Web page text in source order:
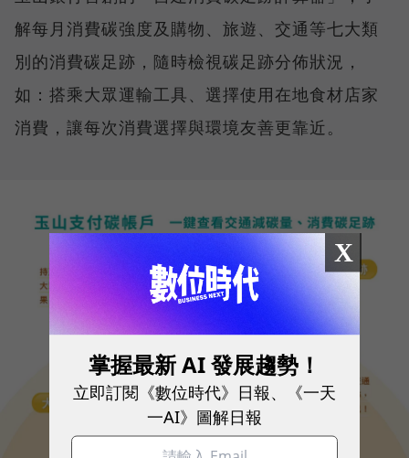
解每月消費碳強度及購物、旅遊、交通等七大類
別的消費碳足跡，隨時檢視碳足跡分佈狀況，
如：搭乘大眾運輸工具、選擇使用在地食材店家
消費，讓每次消費選擇與環境友善更靠近。
X
掌握最新 AI 發展趨勢！
立即訂閱《數位時代》日報、《一天
一AI》圖解日報